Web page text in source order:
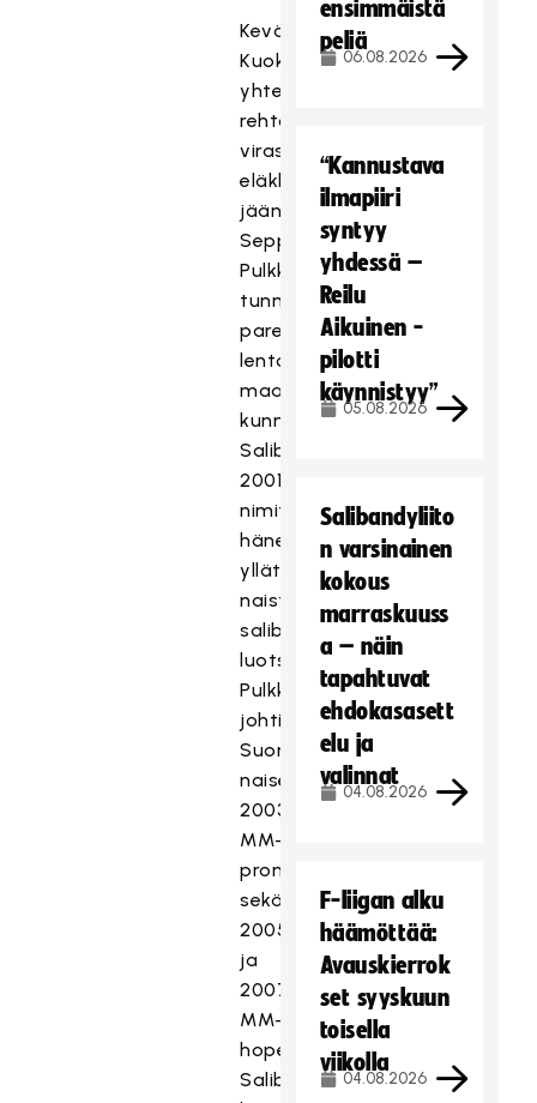
Keväällä
Kuokkalan
yhteiskoulun
rehtorin
virasta
eläkkeelle
jäänyt
Seppo
Pulkkinen
tunnettiin
paremmin
lentopallon
maajoukkuevalmentajana,
kunnes
Salibandyliitto
2001
nimitti
hänet
yllätysnimenä
naisten
salibandymaajoukkueen
luotsiksi.
Pulkkinen
johti
Suomen
naiset
2003
MM-
pronssille
sekä
2005
ja
2007
MM-
hopealle.
Salibandyliigassa
ensimmäistä
peliä
06.08.2026
“Kannustava
ilmapiiri
syntyy
yhdessä –
Reilu
Aikuinen -
pilotti
käynnistyy”
05.08.2026
Salibandyliito
n varsinainen
kokous
marraskuuss
a – näin
tapahtuvat
ehdokasasett
elu ja
valinnat
04.08.2026
F-liigan alku
häämöttää:
Avauskierrok
set syyskuun
toisella
viikolla
04.08.2026